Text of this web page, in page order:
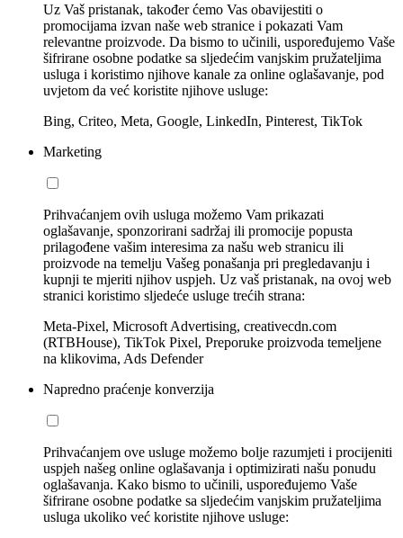
Uz Vaš pristanak, također ćemo Vas obavijestiti o
promocijama izvan naše web stranice i pokazati Vam
relevantne proizvode. Da bismo to učinili, uspoređujemo Vaše
šifrirane osobne podatke sa sljedećim vanjskim pružateljima
usluga i koristimo njihove kanale za online oglašavanje, pod
uvjetom da već koristite njihove usluge:
Bing, Criteo, Meta, Google, LinkedIn, Pinterest, TikTok
Marketing
Prihvaćanjem ovih usluga možemo Vam prikazati
oglašavanje, sponzorirani sadržaj ili promocije popusta
prilagođene vašim interesima za našu web stranicu ili
proizvode na temelju Vašeg ponašanja pri pregledavanju i
kupnji te mjeriti njihov uspjeh. Uz vaš pristanak, na ovoj web
stranici koristimo sljedeće usluge trećih strana:
Meta-Pixel, Microsoft Advertising, creativecdn.com
(RTBHouse), TikTok Pixel, Preporuke proizvoda temeljene
na klikovima, Ads Defender
Napredno praćenje konverzija
Prihvaćanjem ove usluge možemo bolje razumjeti i procijeniti
uspjeh našeg online oglašavanja i optimizirati našu ponudu
oglašavanja. Kako bismo to učinili, uspoređujemo Vaše
šifrirane osobne podatke sa sljedećim vanjskim pružateljima
usluga ukoliko već koristite njihove usluge: